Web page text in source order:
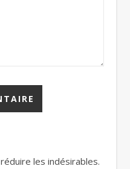
les indésirables.